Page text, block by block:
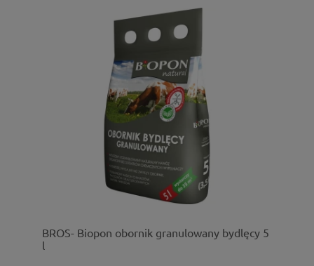
BROS- Biopon obornik granulowany bydlęcy 5
l